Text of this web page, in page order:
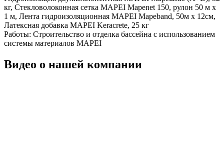
кг, Стекловолоконная сетка MAPEI Mapenet 150, рулон 50 м х
1 м, Лента гидроизоляционная MAPEI Mapeband, 50м x 12см,
Латексная добавка MAPEI Keracrete, 25 кг
Работы: Строительство и отделка бассейна с использованием
системы материалов MAPEI
Видео о нашей компании